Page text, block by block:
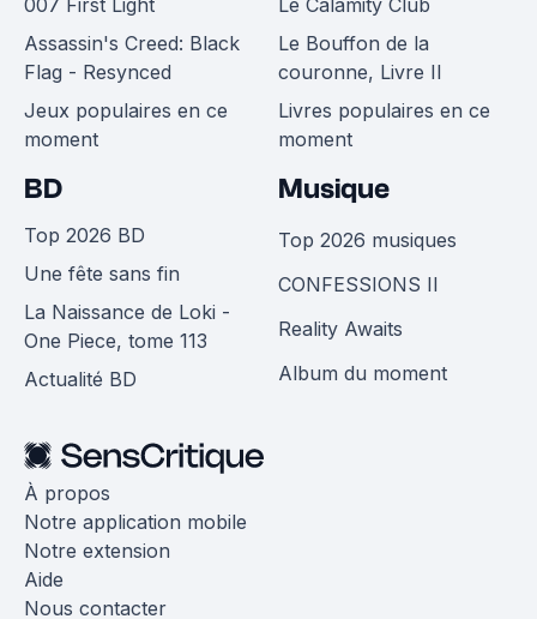
Assassin's Creed: Black
Flag - Resynced
Jeux populaires en ce
moment
Le Bouffon de la
couronne, Livre II
Livres populaires en ce
moment
BD
Top 2026 BD
Une fête sans fin
La Naissance de Loki -
One Piece, tome 113
Actualité BD
Musique
Top 2026 musiques
CONFESSIONS II
Reality Awaits
Album du moment
À propos
Notre application mobile
Notre extension
Aide
Nous contacter